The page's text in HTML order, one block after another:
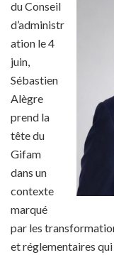
du Conseil
d’administr
ation le 4
juin,
Sébastien
Alègre
prend la
tête du
Gifam
dans un
contexte
marqué
par les
et réglementaires qui